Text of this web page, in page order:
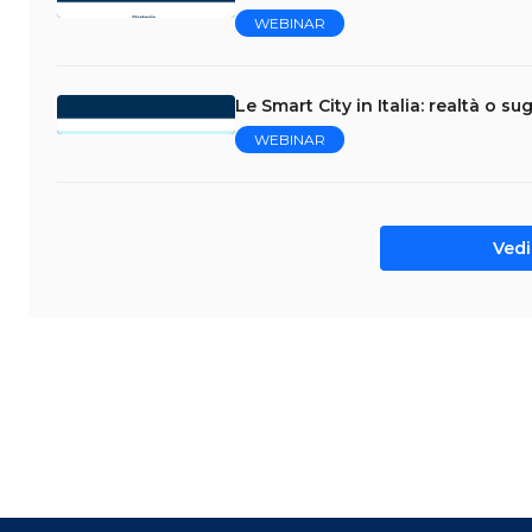
WEBINAR
Le Smart City in Italia: realtà o
WEBINAR